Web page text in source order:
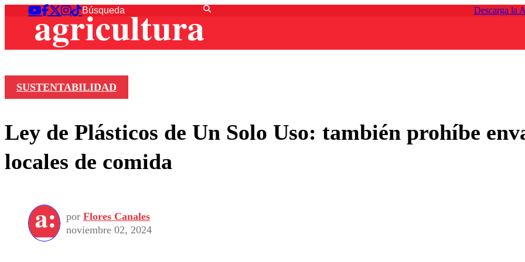
Descarga la
SUSTENTABILIDAD
Ley de Plásticos de Un Solo Uso: también prohíbe
locales de comida
por Flores Canales
noviembre 02, 2024